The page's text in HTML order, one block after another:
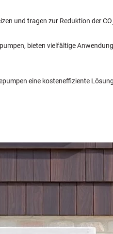
und tragen zur Reduktion der
bieten vielfältige
eine kosteneffiziente